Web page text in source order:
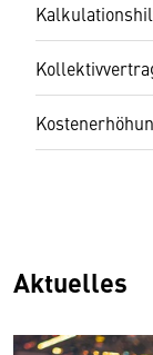
Aktuelles